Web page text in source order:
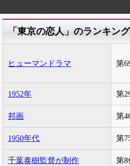
「東京の恋人」のランキン
ヒューマンドラマ 第
1952年 第
邦画 第
1950年代 第
千葉泰樹監督が制作 第8